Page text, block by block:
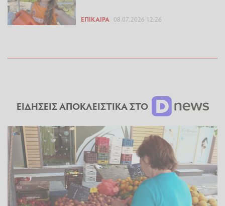
ΕΠΊΚΑΙΡΑ 08.07.2026 12:26
ΕΙΔΗΣΕΙΣ ΑΠΟΚΛΕΙΣΤΙΚΑ ΣΤΟ